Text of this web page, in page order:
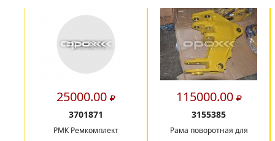
25000.00
3701871
РМК Ремкомплект
115000.00
3155385
Рама поворотная для